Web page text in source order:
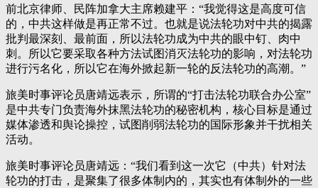
前北京律师、民阵加拿大主席赖建平：“我觉得这是高度可信
的，中共这样做是再正常不过。也就是说法轮功对中共的揭露
批判最深刻、最前面，所以法轮功成为中共的眼中钉、肉中
刺。所以它要采取各种方法试图消灭法轮功的影响，对法轮功
进行污名化，所以它在海外掀起新一轮的反法轮功的高潮。”
旅美时事评论员唐靖远表示，所谓的“打击法轮功联合办公室”
是中共专门负责海外抹黑法轮功的秘密机构，核心目标是通过
媒体渗透和舆论操控，试图削弱法轮功的国际形象并干扰相关
活动。
旅美时事评论员唐靖远：“我们看到这一次它（中共）针对法
轮功的打击，是聚集了很多体制内的，其实也有体制外的一些